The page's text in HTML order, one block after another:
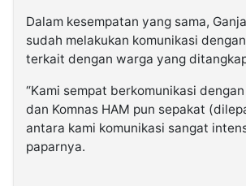
Dalam kesempatan yang sama,
sudah melakukan komunikasi
terkait dengan warga yang
“Kami sempat berkomunikasi dengan
dan Komnas HAM pun sepakat
antara kami komunikasi sangat
paparnya.